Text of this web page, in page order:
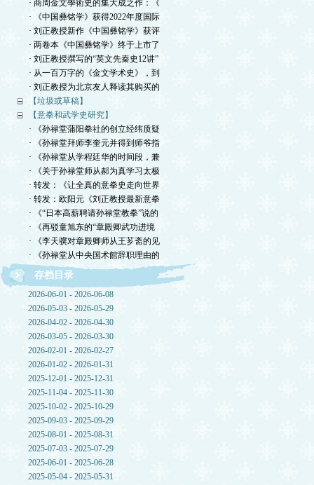
· 商周金文學術史的集大成之作：《
· 《中国彝铭学》获得2022年度国际
· 刘正教授新作《中国彝铭学》获评
· 两卷本《中国彝铭学》终于上市了
· 刘正教授撰写的“英文先秦史12讲”
· 从一百万字的《金文学术史》，到
· 刘正教授为北京友人释读其购买的
【垃圾或草稿】
【意拳和武学史研究】
· 《孙禄堂蒲阳拳社的创立经纬质疑
· 《孙禄堂拜师李奎元并得到师爷指
· 《孙禄堂从学程廷华的时间段，兼
· 《关于孙禄堂师从郝为真学习太极
· 转发：《让全真的意拳史走向世界
· 转发：欧阳元《刘正教授最新意拳
· 《“日本高薪聘请孙禄堂教拳”说的
· 《再驳童旭东的“章殿卿武功进境
· 《李天骥对章殿卿师从王芗斋的见
· 《孙禄堂从中央国术館辞职理由的
存档目录
2026-06-01 - 2026-06-08
2026-05-03 - 2026-05-29
2026-04-02 - 2026-04-30
2026-03-05 - 2026-03-30
2026-02-01 - 2026-02-27
2026-01-02 - 2026-01-31
2025-12-01 - 2025-12-31
2025-11-04 - 2025-11-30
2025-10-02 - 2025-10-29
2025-09-03 - 2025-09-29
2025-08-01 - 2025-08-31
2025-07-03 - 2025-07-29
2025-06-01 - 2025-06-28
2025-05-04 - 2025-05-31